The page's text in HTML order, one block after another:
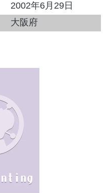
2002年6月29日
大阪府